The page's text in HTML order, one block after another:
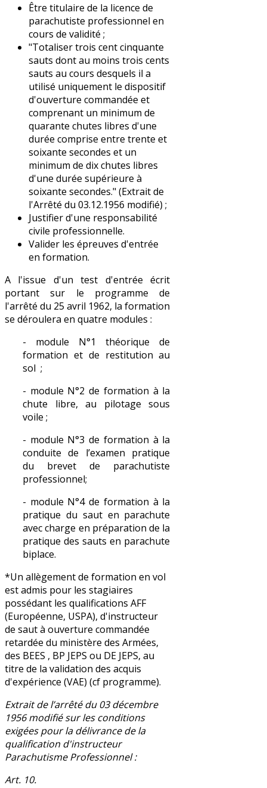
Être titulaire de la licence de
parachutiste professionnel en
cours de validité ;
"Totaliser trois cent cinquante
sauts dont au moins trois cents
sauts au cours desquels il a
utilisé uniquement le dispositif
d'ouverture commandée et
comprenant un minimum de
quarante chutes libres d'une
durée comprise entre trente et
soixante secondes et un
minimum de dix chutes libres
d'une durée supérieure à
soixante secondes." (Extrait de
l'Arrêté du 03.12.1956 modifié) ;
Justifier d'une responsabilité
civile professionnelle.
Valider les épreuves d'entrée
en formation.
A l'issue d'un test d'entrée écrit
portant sur le programme de
l'arrêté du 25 avril 1962, la formation
se déroulera en quatre modules :
- module N°1 théorique de
formation et de restitution au
sol ;
- module N°2 de formation à la
chute libre, au pilotage sous
voile ;
- module N°3 de formation à la
conduite de l’examen pratique
du brevet de parachutiste
professionnel;
- module N°4 de formation à la
pratique du saut en parachute
avec charge en préparation de la
pratique des sauts en parachute
biplace.
*Un allègement de formation en vol
est admis pour les stagiaires
possédant les qualifications AFF
(Européenne, USPA), d'instructeur
de saut à ouverture commandée
retardée du ministère des Armées,
des BEES , BP JEPS ou DE JEPS, au
titre de la validation des acquis
d'expérience (VAE) (cf programme).
Extrait de l’arrêté du 03 décembre
1956 modifié sur les conditions
exigées pour la délivrance de la
qualification d'instructeur
Parachutisme Professionnel :
Art. 10.